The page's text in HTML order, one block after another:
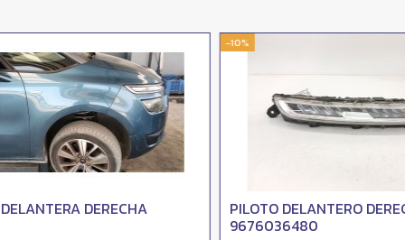
DERECHA
-10%
PILOTO DELANTERO
9676036480